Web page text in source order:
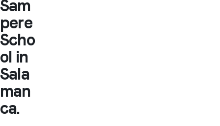
Sam
pere
Scho
ol in
Sala
man
ca.